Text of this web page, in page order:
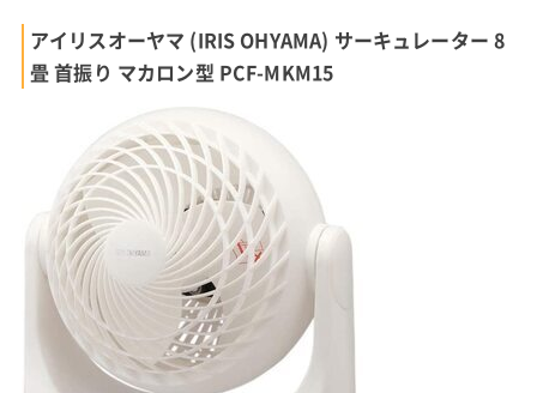
アイリスオーヤマ (IRIS OHYAMA) サーキュレーター 8
畳 首振り マカロン型 PCF-MKM15